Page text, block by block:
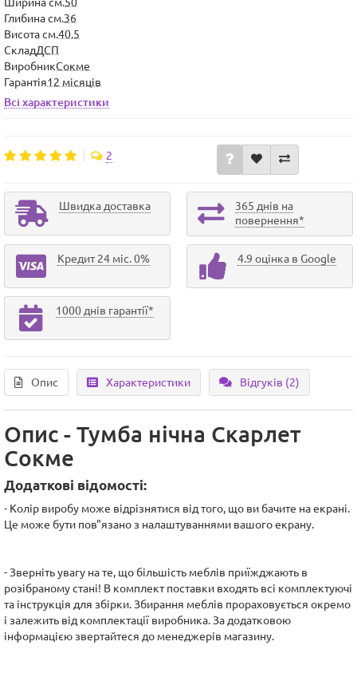
Глибина см.36
Висота см.40.5
СкладДСП
ВиробникСокме
Гарантія12 місяців
Всі характеристики
2
Швидка доставка
365 днів на
повернення*
Кредит 24 міс. 0% 4.9 оцінка в Google
1000 днів гарантії*
Опис Характеристики Відгуків (2)
Опис - Тумба нічна Скарлет
Сокме
Додаткові відомості:
- Колір виробу може відрізнятися від того, що ви бачите на екрані.
Це може бути пов"язано з налаштуваннями вашого екрану.
- Зверніть увагу на те, що більшість меблів приїжджають в
розібраному стані! В комплект поставки входять всі комплектуючі
та інструкція для збірки. Збирання меблів прораховується окремо
і залежить від комплектації виробника. За додатковою
інформацією звертайтеся до менеджерів магазину.